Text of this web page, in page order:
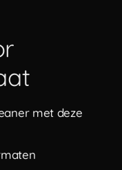
met deze